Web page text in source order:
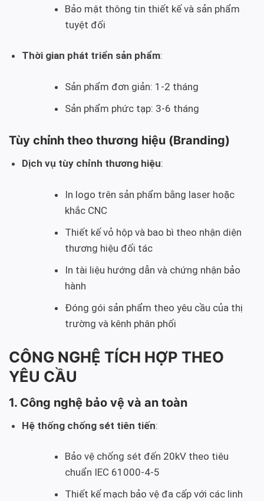
Bảo mật thông tin thiết kế và sản phẩm
tuyệt đối
Thời gian phát triển sản phẩm:
Sản phẩm đơn giản: 1-2 tháng
Sản phẩm phức tạp: 3-6 tháng
Tùy chỉnh theo thương hiệu (Branding)
Dịch vụ tùy chỉnh thương hiệu:
In logo trên sản phẩm bằng laser hoặc
khắc CNC
Thiết kế vỏ hộp và bao bì theo nhận diện
thương hiệu đối tác
In tài liệu hướng dẫn và chứng nhận bảo
hành
Đóng gói sản phẩm theo yêu cầu của thị
trường và kênh phân phối
CÔNG NGHỆ TÍCH HỢP THEO
YÊU CẦU
1. Công nghệ bảo vệ và an toàn
Hệ thống chống sét tiên tiến:
Bảo vệ chống sét đến 20kV theo tiêu
chuẩn IEC 61000-4-5
Thiết kế mạch bảo vệ đa cấp với các linh